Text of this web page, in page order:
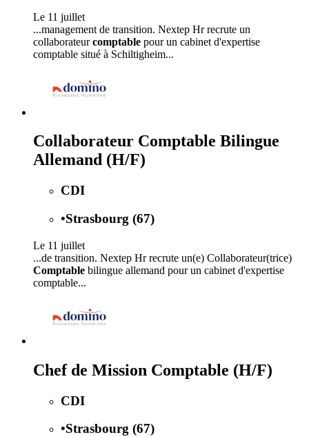
Le 11 juillet
...management de transition. Nextep Hr recrute un
collaborateurcomptable pour un cabinet d'expertise
comptable situé à Schiltigheim...
Collaborateur Comptable Bilingue
Allemand (H/F)
CDI
•Strasbourg (67)
Le 11 juillet
...de transition. Nextep Hr recrute un(e) Collaborateur(trice)
Comptable bilingue allemand pour un cabinet d'expertise
comptable...
Chef de Mission Comptable (H/F)
CDI
•Strasbourg (67)